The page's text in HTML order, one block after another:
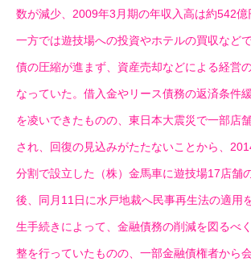
数が減少、2009年3月期の年収入高は約542億
一方では遊技場への投資やホテルの買収など
債の圧縮が進まず、資産売却などによる経営
なっていた。借入金やリース債務の返済条件
を凌いできたものの、東日本大震災で一部店
され、回復の見込みがたたないことから、
分割で設立した（株）金馬車に遊技場17店舗
後、同月11日に水戸地裁へ民事再生法の適用
生手続きによって、金融債務の削減を図るべ
整を行っていたものの、一部金融債権者から